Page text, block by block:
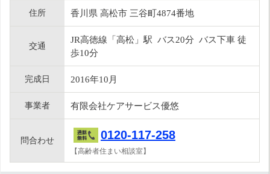
住所 香川県 高松市 三谷町4874番地
交通
JR高徳線「高松」駅 バス20分 バス下車 徒
歩10分
完成日 2016年10月
事業者 有限会社ケアサービス優悠
問合わせ 0120-117-258
【高齢者住まい相談室】